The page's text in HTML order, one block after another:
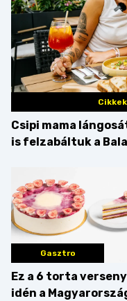
Cikkek
Csipi mama
is felzabáltuk a
Gasztro
Ez a 6 torta
idén a